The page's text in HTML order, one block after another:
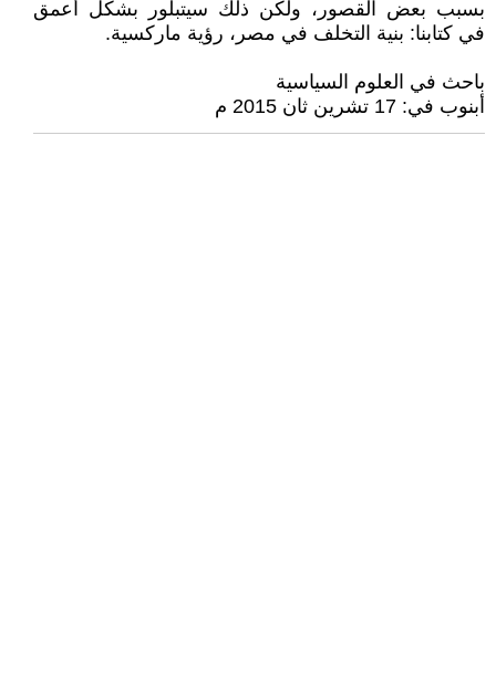
بسبب بعض القصور، ولكن ذلك سيتبلور بشكل أعمق
في كتابنا: بنية التخلف في مصر، رؤية ماركسية.
باحث في العلوم السياسية
أبنوب في: 17 تشرين ثان 2015 م